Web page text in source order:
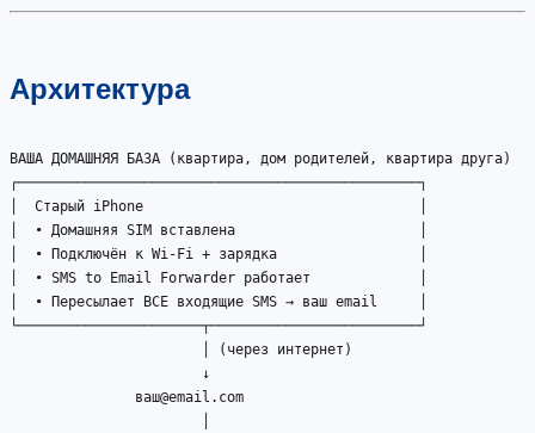
Архитектура
ВАША ДОМАШНЯЯ БАЗА (квартира, дом родителей, квартира друга)
┌────────────────────────────────────────────────┐
│  Старый iPhone                                 │
│  • Домашняя SIM вставлена                      │
│  • Подключён к Wi-Fi + зарядка                 │
│  • SMS to Email Forwarder работает             │
│  • Пересылает ВСЕ входящие SMS → ваш email     │
└──────────────────────┬─────────────────────────┘
                       │ (через интернет)
                       ↓
               ваш@email.com